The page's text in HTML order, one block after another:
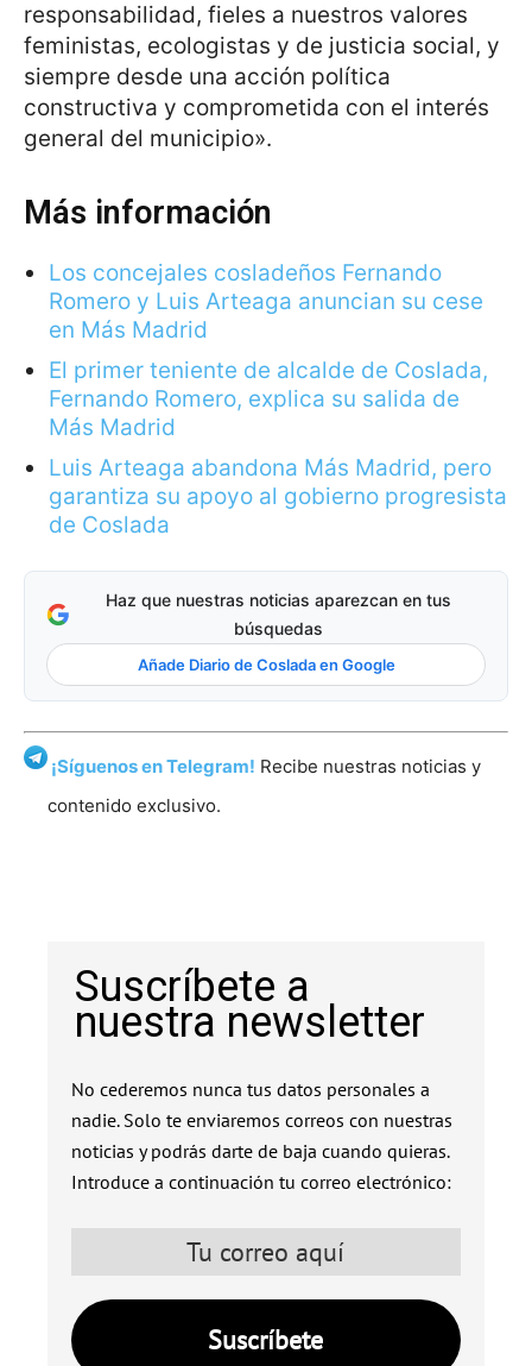
responsabilidad, fieles a nuestros valores
feministas, ecologistas y de justicia social, y
siempre desde una acción política
constructiva y comprometida con el interés
general del municipio».
Más información
Los concejales cosladeños Fernando
Romero y Luis Arteaga anuncian su cese
en Más Madrid
El primer teniente de alcalde de Coslada,
Fernando Romero, explica su salida de
Más Madrid
Luis Arteaga abandona Más Madrid, pero
garantiza su apoyo al gobierno progresista
de Coslada
Haz que nuestras noticias aparezcan en tus
búsquedas
Añade Diario de Coslada en Google
¡Síguenos en Telegram! Recibe nuestras noticias y
contenido exclusivo.
Suscríbete a
nuestra newsletter
No cederemos nunca tus datos personales a
nadie. Solo te enviaremos correos con nuestras
noticias y podrás darte de baja cuando quieras.
Introduce a continuación tu correo electrónico: